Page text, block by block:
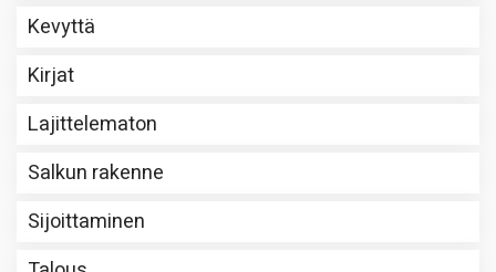
Kevyttä
Kirjat
Lajittelematon
Salkun rakenne
Sijoittaminen